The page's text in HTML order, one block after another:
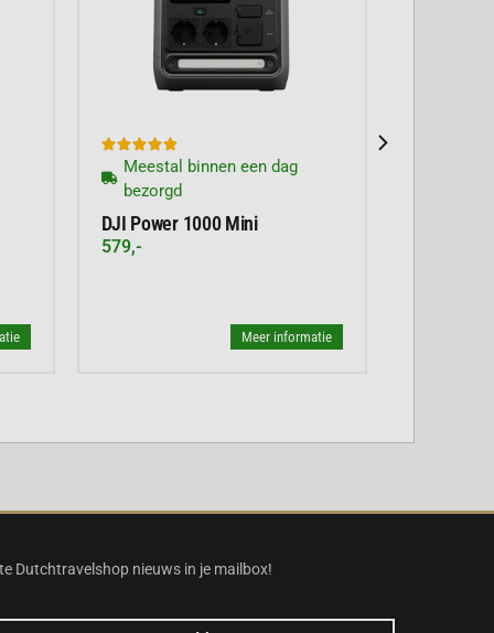

Meestal binnen een dag
bezorgd
DJI Power 1000 Mini
579,-
Meer informatie
Dutchtravelshop nieuws in je mailbox!